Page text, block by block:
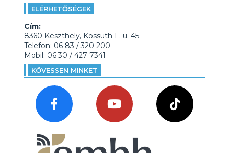
ELÉRHETŐSÉGEK
Cím:
8360 Keszthely, Kossuth L. u. 45.
Telefon: 06 83 / 320 200
Mobil: 06 30 / 427 7341
KÖVESSEN MINKET